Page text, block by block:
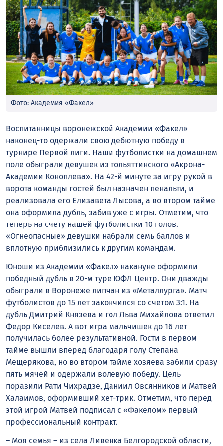
Фото: Академия «Факел»
Воспитанницы воронежской Академии «Факел»
наконец-то одержали свою дебютную победу в
турнире Первой лиги. Наши футболистки на домашнем
поле обыграли девушек из тольяттинского «Акрона-
Академии Коноплева». На 42-й минуте за игру рукой в
ворота команды гостей был назначен пенальти, и
реализовала его Елизавета Лысова, а во втором тайме
она оформила дубль, забив уже с игры. Отметим, что
теперь на счету нашей футболистки 10 голов.
«Огнеопасные» девушки набрали семь баллов и
вплотную приблизились к другим командам.
Юноши из Академии «Факел» накануне оформили
победный дубль в 20-м туре ЮФЛ Центр. Они дважды
обыграли в Воронеже липчан из «Металлурга». Матч
футболистов до 15 лет закончился со счетом 3:1. На
дубль Дмитрий Князева и гол Льва Михайлова ответил
Федор Киселев. А вот игра мальчишек до 16 лет
получилась более результативной. Гости в первом
тайме вышли вперед благодаря голу Степана
Мещерякова, но во втором тайме хозяева забили сразу
пять мячей и одержали волевую победу. Цель
поразили Рати Чихрадзе, Даниил Овсянников и Матвей
Халаимов, оформивший хет-трик. Отметим, что перед
этой игрой Матвей подписал с «Факелом» первый
профессиональный контракт.
– Моя семья – из села Ливенка Белгородской области,